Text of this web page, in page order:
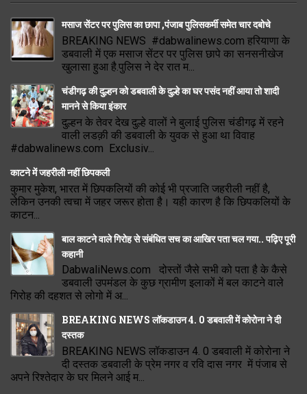
मसाज सेंटर पर पुलिस का छापा ,पंजाब पुलिसकर्मी समेत चार दबोचे
BREAKING NEWS #dabwalinews.com हरियाणा के
डबवाली में एक मसाज सेंटर पर पुलिस छापे का सनसनीखेज
खुलासा हुआ है.पुलिस ने देर रात म...
चंडीगढ़ की दुल्हन को डबवाली के दुल्हे का घर पसंद नहीं आया तो शादी
मानने से किया इंकार
दुल्हन के तेवर देख दुल्हे वालों ने बुलाई पुलिस चंडीगढ़ में रहने
वाली लडक़ी की डबवाली के युवक से हुआ था विवाह
#dabwalinews.com Exclusiv...
काटने में जहरीली नहीं छिपकली
कुमार मुकेश, भारत में छिपकलियों की कोई भी प्रजाति जहरीली नहीं है,
लेकिन उनकी त्वचा में जहर जरूर होता है। यही कारण है कि छिपकलियों के
काटन...
बाल काटने वाले गिरोह से संबंधित सच का आखिर पता चल गया.. पढ़िए पूरी
कहानी
DabwaliNews.com दोस्तों जैसे सभी को पता है के कैसे
डबवाली उपमंडल के कुछ ग्रामीण इलाकों में बल काटने वाले
गिरोह की दहशत से लोगो में अ...
BREAKING NEWS लॉकडाउन 4. 0 डबवाली में कोरोना ने दी
दस्तक
BREAKING NEWS लॉकडाउन 4. 0 डबवाली में कोरोना ने
दी दस्तक डबवाली के प्रेम नगर व रवि दास नगर में पंजाब से
अपने रिश्तेदार के घर मिलने आई म...